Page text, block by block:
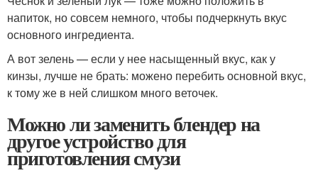
напиток, но совсем немного, чтобы подчеркнуть вкус
основного ингредиента.
А вот зелень — если у нее насыщенный вкус, как у
кинзы, лучше не брать: можено перебить основной вкус,
к тому же в ней слишком много веточек.
Можно ли заменить блендер на
другое устройство для
приготовления смузи